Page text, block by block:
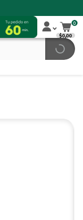
0
$0,00